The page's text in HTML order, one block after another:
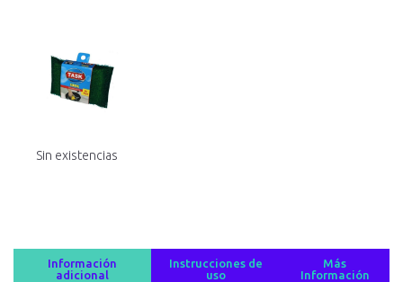
Sin existencias
Información
adicional
Instrucciones de
uso
Más
Información